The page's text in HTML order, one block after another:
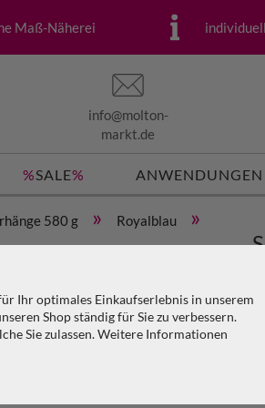
Ihr optimales Einkaufserlebnis in unserem
Shop ständig für Sie zu verbessern.
Sie zulassen. Weitere Informationen
Maß-Näherei
info@molton-
markt.de
%SALE% ANWENDUNGEN
580 g » Royalblau »